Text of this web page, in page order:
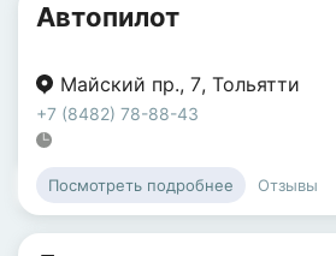
Автопилот
Майский пр., 7, Тольятти
+7 (8482) 78-88-43
Посмотреть подробнее Отзывы